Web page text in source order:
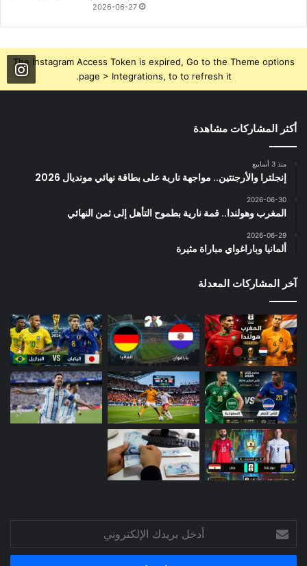
2026-06-27
The Instagram Access Token is expired, Go to the Theme options
page > Integrations, to to refresh it.
أكثر المشاركات مشاهدة
منذ 3 أسابيع
إنجلترا والأرجنتين.. مواجهة نارية على بطاقة نهائي مونديال 2026
2026-06-30
المغرب وهولندا.. قمة نارية بطموح التأهل إلى ثمن النهائي
2026-06-29
ألمانيا وباراغواي مباراة مثيرة
آخر المشاركات المعدلة
بريدك
الإلكتروني